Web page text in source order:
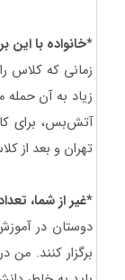
*خانواده با این
زمانی که کلاس
زیاد به آن حمله
آتش‌بس، برای
تهران و بعد از
*غیر از شما،
دوستان در
برگزار کنند.